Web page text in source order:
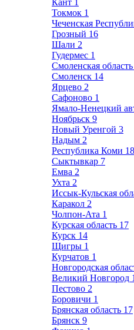
Кант 1
Токмок 1
Чеченская
Грозный 16
Шали 2
Гудермес 1
Смоленская область
Смоленск 14
Ярцево 2
Сафоново 1
Ямало-Ненецкий
Ноябрьск 9
Новый Уренгой 3
Надым 2
Республика Коми 18
Сыктывкар 7
Емва 2
Ухта 2
Иссык-Кульская
Каракол 2
Чолпон-Ата 1
Курская область 17
Курск 14
Щигры 1
Курчатов 1
Новгородская
Великий Новгород
Пестово 2
Боровичи 1
Брянская область 17
Брянск 9